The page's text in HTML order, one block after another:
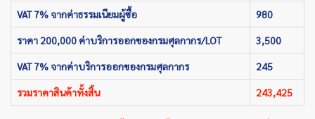
VAT 7% จากค่าธรรมเนียมผู้ซื้อ 980
ราคา 200,000 ค่าบริการออกของกรมศุลกากร/LOT 3,500
VAT 7% จากค่าบริการออกของกรมศุลกากร 245
รวมราคาสินค้าทั้งสิ้น 243,425